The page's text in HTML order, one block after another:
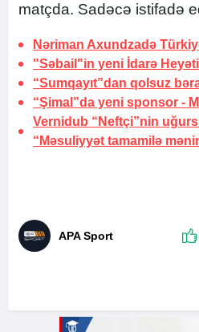
matçda. Sadəcə istifadə
Nəriman Axundzadə
"Səbail"in yeni İdarə
“Sumqayıt”dan qolsuz
“Şimal”da yeni sponsor -
Vernidub “Neftçi”nin
“Məsuliyyət tamamilə
APA Sport